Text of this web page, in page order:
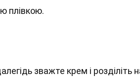
плівкою.
зважте крем і розділіть